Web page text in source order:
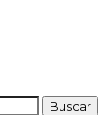
Buscar